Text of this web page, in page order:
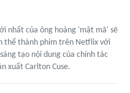
nhất của ông hoàng 'mật mã' sẽ
thể thành phim trên Netflix với
tạo nội dung của chính tác
xuất Carlton Cuse.